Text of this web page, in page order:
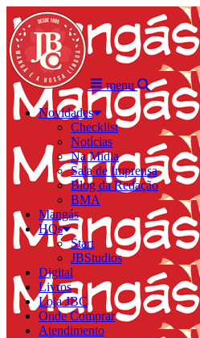
menu
Novidades
Checklist
Notícias
Na Mídia
Sala de Imprensa
Blog da Redação
BMA
Mangás
HQs
Start
JBStudios
Digital
Livros
Loja JBC
Onde Comprar
Atendimento